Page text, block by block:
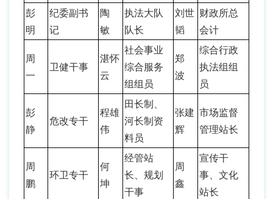
彭
明
纪委副书
记
陶
敏
执法大队
队长
刘世
韬
财政所总
会计
周
一
卫健干事
湛怀
云
社会事业
综合服务
组组员
郑
波
综合行政
执法组组
员
彭
静
危改专干
程雄
伟
田长制、
河长制资
料员
张建
辉
市场监督
管理站长
周
鹏
环卫专干
何
坤
经管站
长、规划
干事
周
鑫
宣传干
事、文化
站长